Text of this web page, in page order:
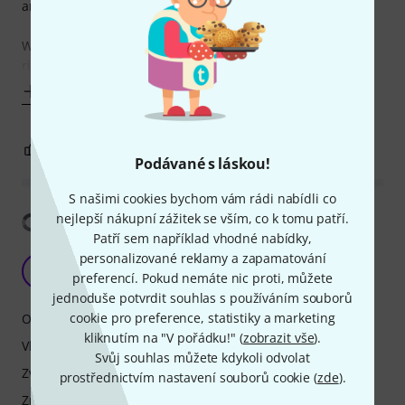
Podávané s láskou!
S našimi cookies bychom vám rádi nabídli co
nejlepší nákupní zážitek se vším, co k tomu patří.
Patří sem například vhodné nabídky,
personalizované reklamy a zapamatování
preferencí. Pokud nemáte nic proti, můžete
jednoduše potvrdit souhlas s používáním souborů
cookie pro preference, statistiky a marketing
kliknutím na "V pořádku!" (zobrazit vše).
Svůj souhlas můžete kdykoli odvolat
prostřednictvím nastavení souborů cookie (zde).
and what to do.
With the RD-9, the same thing happened, it felt familiar
right away. But I also found what, for me, is a fatal
Zobrazit překlad
Excellent sound!
Thomas Ikon 12.03.2022
Ovládání
Vlastnosti
Zvuk
Zpracování